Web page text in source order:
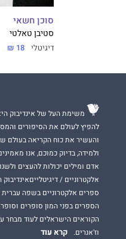
סוכן חשאי
סטיבן טאלטי
דיגיטלי 18 ₪
משימת העל של אינדיבוק
להפיץ לעולם את הסיפורים
והעשיר את כוח הקריאה בעולם
ולמידה, בדיוק כמוכם, אנו
אדם ומילים יכולות להעצים
אלקטרוניים /
ספרים אלקטרוניים בשפה
הספרים בפני המון סופרים
הקוראים הישראלים לעוד מבחר
וז'אנרים.
קרא עוד